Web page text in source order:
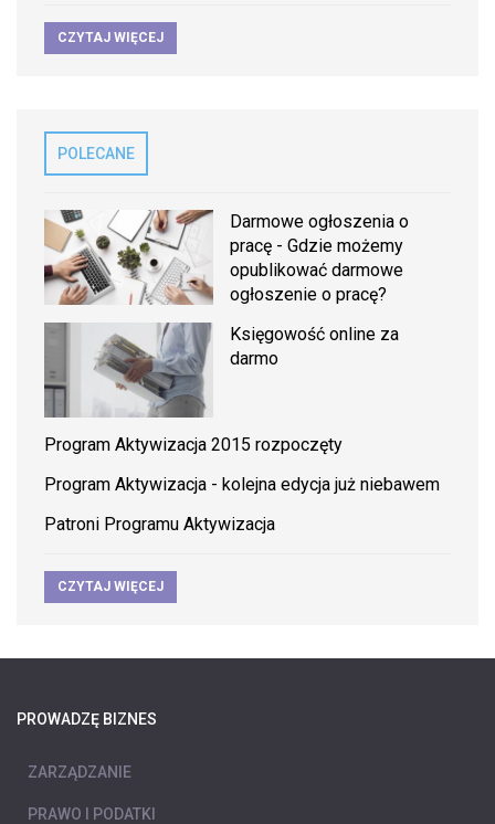
CZYTAJ WIĘCEJ
POLECANE
Darmowe ogłoszenia o
pracę - Gdzie możemy
opublikować darmowe
ogłoszenie o pracę?
Księgowość online za
darmo
Program Aktywizacja 2015 rozpoczęty
Program Aktywizacja - kolejna edycja już niebawem
Patroni Programu Aktywizacja
CZYTAJ WIĘCEJ
PROWADZĘ BIZNES
ZARZĄDZANIE
PRAWO I PODATKI